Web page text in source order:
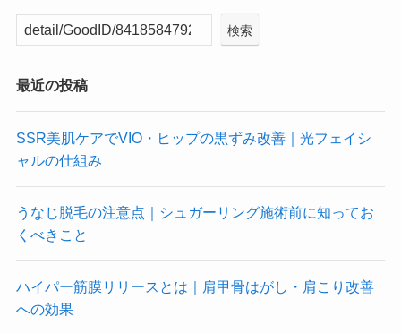
検索
最近の投稿
SSR美肌ケアでVIO・ヒップの黒ずみ改善｜光フェイシ
ャルの仕組み
うなじ脱毛の注意点｜シュガーリング施術前に知ってお
くべきこと
ハイパー筋膜リリースとは｜肩甲骨はがし・肩こり改善
への効果